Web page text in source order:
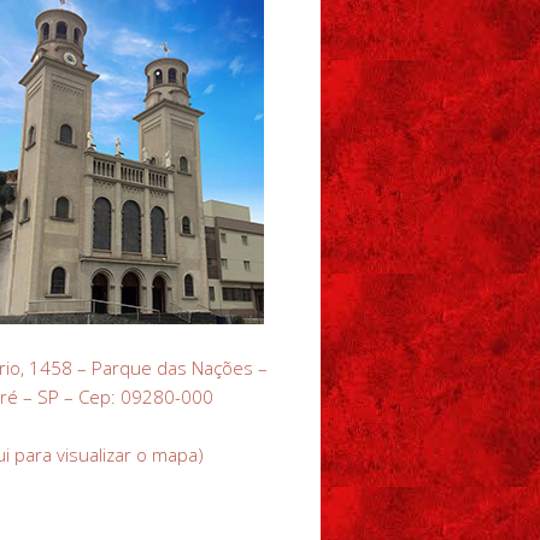
1458 – Parque das Nações –
– SP – Cep: 09280-000
para visualizar o mapa)